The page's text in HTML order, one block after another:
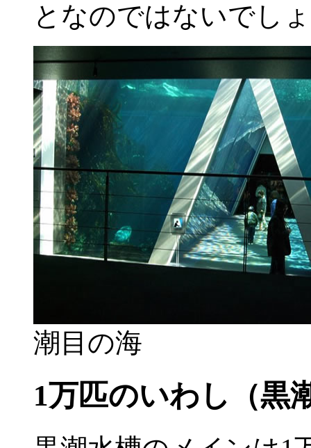
となのではないでし
潮目の海
1万匹のいわし（黒